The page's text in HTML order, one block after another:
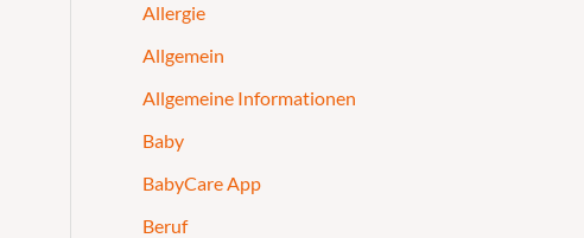
Allergie
Allgemein
Allgemeine Informationen
Baby
BabyCare App
Beruf